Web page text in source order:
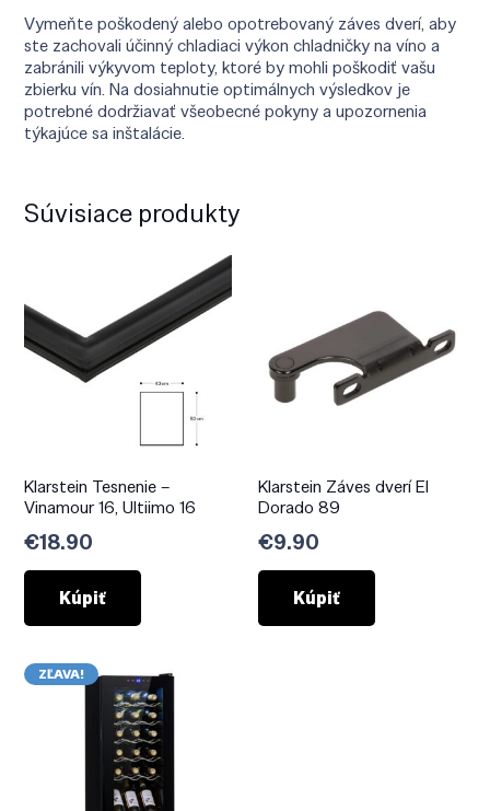
Vymeňte poškodený alebo opotrebovaný záves dverí, aby
ste zachovali účinný chladiaci výkon chladničky na víno a
zabránili výkyvom teploty, ktoré by mohli poškodiť vašu
zbierku vín. Na dosiahnutie optimálnych výsledkov je
potrebné dodržiavať všeobecné pokyny a upozornenia
týkajúce sa inštalácie.
Súvisiace produkty
Klarstein Tesnenie –
Vinamour 16, Ultiimo 16
€18.90
Kúpiť
Klarstein Záves dverí El
Dorado 89
€9.90
Kúpiť
ZĽAVA!